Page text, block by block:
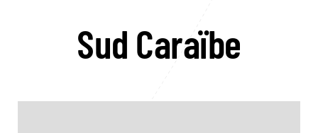
Sud Caraïbe